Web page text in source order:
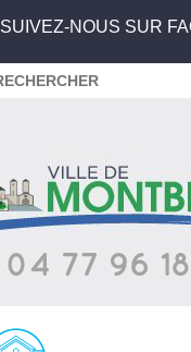
SUIVEZ-NOUS SUR